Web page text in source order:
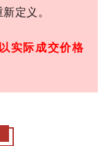
定义。
实际成交价格